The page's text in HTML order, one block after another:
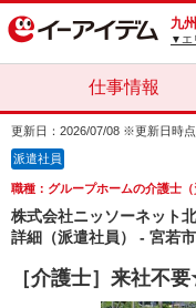
九
▼エ
仕事情報
更新日：2026/07/08 ※更新日時
派遣社員
職種：グループホームの介護士（
株式会社ニッソーネット
詳細（派遣社員） - 宮若市
［介護士］来社不